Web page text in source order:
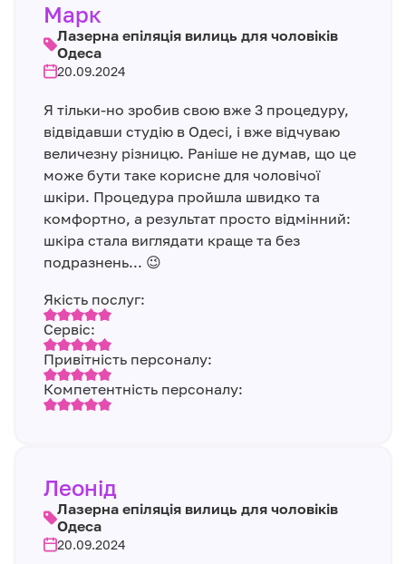
Марк
Лазерна епіляція вилиць для чоловіків
Одеса
20.09.2024
Я тільки-но зробив свою вже 3 процедуру,
відвідавши студію в Одесі, і вже відчуваю
величезну різницю. Раніше не думав, що це
може бути таке корисне для чоловічої
шкіри. Процедура пройшла швидко та
комфортно, а результат просто відмінний:
шкіра стала виглядати краще та без
подразнень... 😉
Якість послуг:
Сервіс:
Привітність персоналу:
Компетентність персоналу:
Леонід
Лазерна епіляція вилиць для чоловіків
Одеса
20.09.2024